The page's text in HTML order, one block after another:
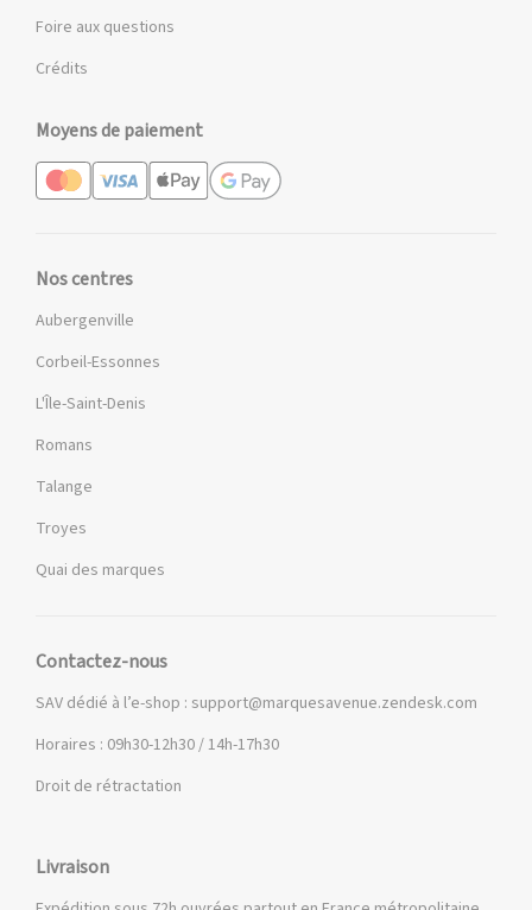
Foire aux questions
Crédits
Moyens de paiement
Nos centres
Aubergenville
Corbeil-Essonnes
L'Île-Saint-Denis
Romans
Talange
Troyes
Quai des marques
Contactez-nous
SAV dédié à l’e-shop : support@marquesavenue.zendesk.com
Horaires : 09h30-12h30 / 14h-17h30
Droit de rétractation
Livraison